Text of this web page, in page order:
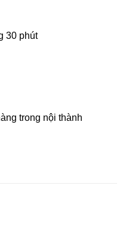
30 phút
trong nội thành